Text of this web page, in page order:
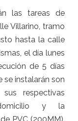
las tareas de
Villarino, tramo
hasta la calle
el día lunes
de 5 días
se instalarán son
respectivas
y la